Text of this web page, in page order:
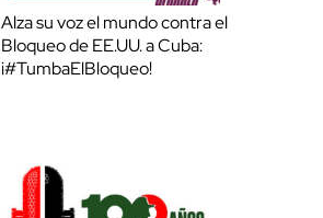
Alza su voz el mundo contra el
Bloqueo de EE.UU. a Cuba:
¡#TumbaElBloqueo!